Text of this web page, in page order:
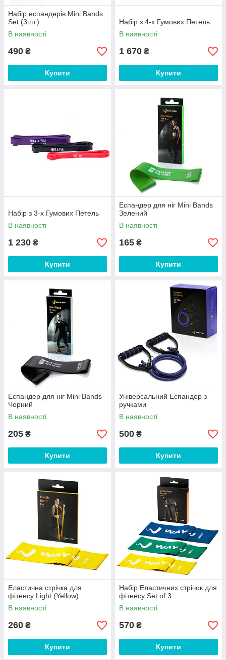
Набір еспандерів Mini Bands
Set (3шт.)
В наявності
490 ₴
Купити
Набір з 4-х Гумових Петель
В наявності
1 670 ₴
Купити
Набір з 3-х Гумових Петель
В наявності
1 230 ₴
Купити
Еспандер для ніг Mini Bands
Зелений
В наявності
165 ₴
Купити
Еспандер для ніг Mini Bands
Чорний
В наявності
205 ₴
Купити
Універсальний Еспандер з
ручками
В наявності
500 ₴
Купити
Еластична стрічка для
фітнесу Light (Yellow)
В наявності
260 ₴
Купити
Набір Еластичних стрічок для
фітнесу Set of 3
В наявності
570 ₴
Купити